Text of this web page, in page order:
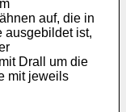
auf, die in
ausgebildet ist,
Drall um die
mit jeweils